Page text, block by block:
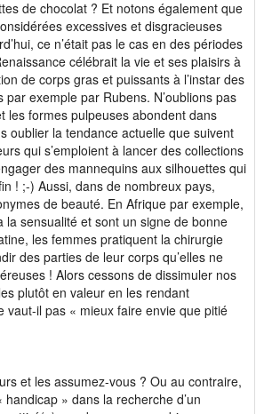
de chocolat ? Et notons également que
excessives et disgracieuses
ce n’était pas le cas en des périodes
célébrait la vie et ses plaisirs à
de corps gras et puissants à l’instar des
exemple par Rubens. N’oublions pas
les formes pulpeuses abondent dans
oublier la tendance actuelle que suivent
qui s’emploient à lancer des collections
des mannequins aux silhouettes qui
! ;-) Aussi, dans de nombreux pays,
de beauté. En Afrique par exemple,
la sensualité et sont un signe de bonne
les femmes pratiquent la chirurgie
des parties de leur corps qu’elles ne
! Alors cessons de dissimuler nos
plutôt en valeur en les rendant
il pas « mieux faire envie que pitié
et les assumez-vous ? Ou au contraire,
» dans la recherche d’un